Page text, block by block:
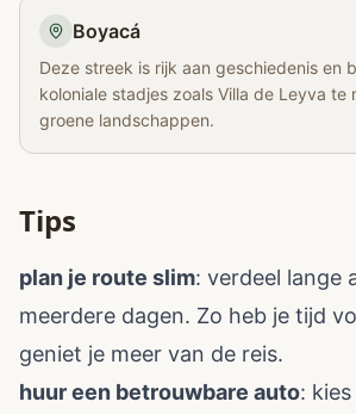
Boyacá
Deze streek is rijk aan geschiedenis en
koloniale stadjes zoals Villa de Leyva te
groene landschappen.
Tips
plan je route slim: verdeel lange
meerdere dagen. Zo heb je tijd
geniet je meer van de reis.
huur een betrouwbare auto: